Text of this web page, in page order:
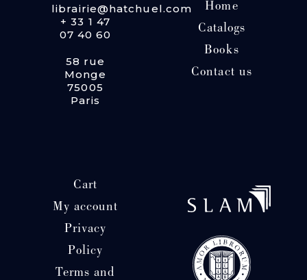
librairie@hatchuel.com
+ 33 1 47
07 40 60
58 rue
Monge
75005
Paris
Home
Catalogs
Books
Contact us
Cart
My account
Privacy
Policy
Terms and